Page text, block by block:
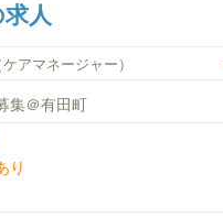
人
アマネージャー）
集＠有田町
り